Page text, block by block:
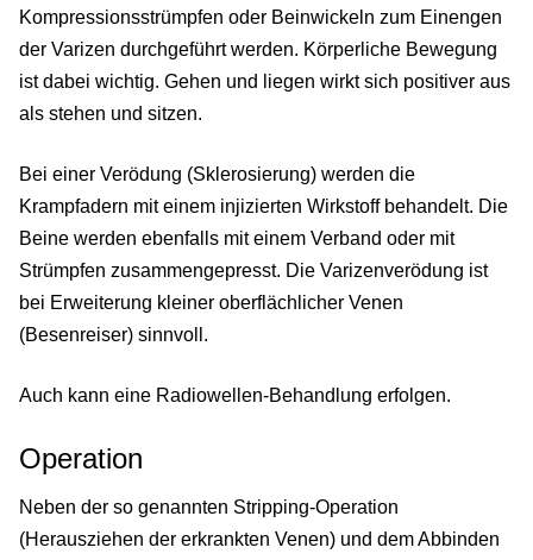
Kompressionsstrümpfen oder Beinwickeln zum Einengen
der Varizen durchgeführt werden. Körperliche Bewegung
ist dabei wichtig. Gehen und liegen wirkt sich positiver aus
als stehen und sitzen.
Bei einer Verödung (Sklerosierung) werden die
Krampfadern mit einem injizierten Wirkstoff behandelt. Die
Beine werden ebenfalls mit einem Verband oder mit
Strümpfen zusammengepresst. Die Varizenverödung ist
bei Erweiterung kleiner oberflächlicher Venen
(Besenreiser) sinnvoll.
Auch kann eine Radiowellen-Behandlung erfolgen.
Operation
Neben der so genannten Stripping-Operation
(Herausziehen der erkrankten Venen) und dem Abbinden